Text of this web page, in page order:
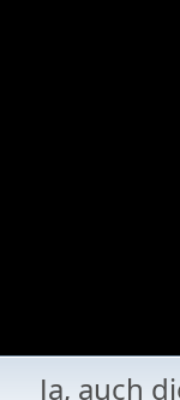
Ja, auch